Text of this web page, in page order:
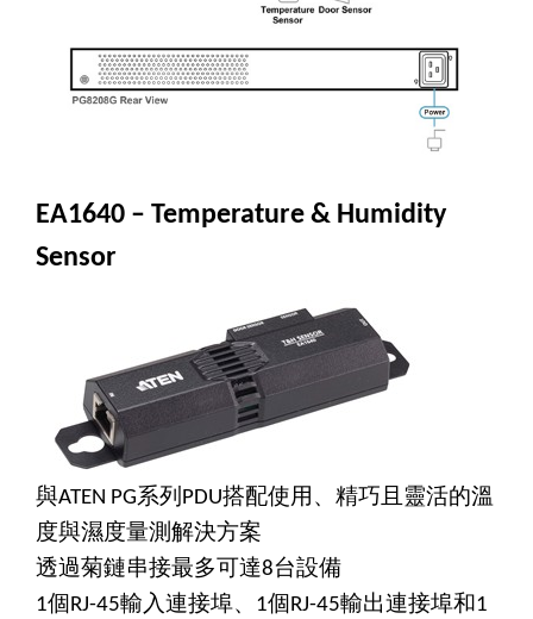
EA1640 – Temperature & Humidity
Sensor
與ATEN PG系列 PDU搭配使用、精巧且靈活的溫
度與濕度量測解決方案
透過菊鏈串接最多可達8台設備
1個RJ-45輸入連接埠、 1個RJ-45輸出連接埠和1